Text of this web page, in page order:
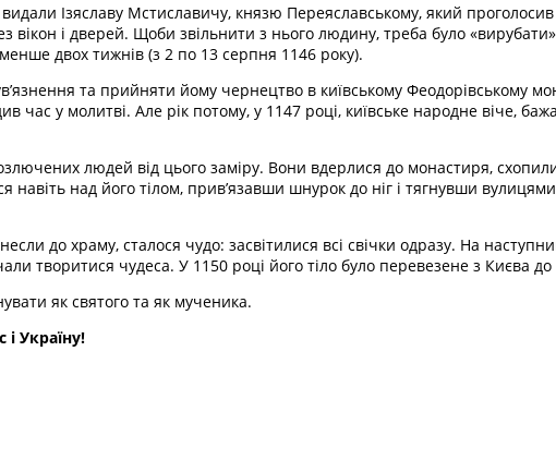
Ізяславу Мстиславичу, князю Переяславському, який
і дверей. Щоби звільнити з нього людину, треба було «вирубати»
двох тижнів (з 2 по 13 серпня 1146 року).
та прийняти йому чернецтво в київському Феодорівському
час у молитві. Але рік потому, у 1147 році, київське народне віче,
людей від цього заміру. Вони вдерлися до монастиря, схопили
над його тілом, прив’язавши шнурок до ніг і тягнувши
до храму, сталося чудо: засвітилися всі свічки одразу. На
творитися чудеса. У 1150 році його тіло було перевезене з Києва до
як святого та як мученика.
Україну!